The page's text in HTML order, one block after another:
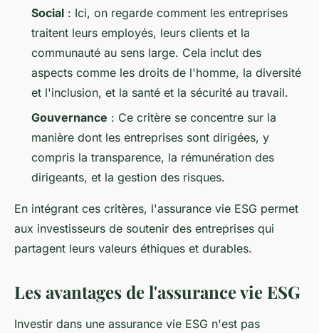
Social : Ici, on regarde comment les entreprises
traitent leurs employés, leurs clients et la
communauté au sens large. Cela inclut des
aspects comme les droits de l'homme, la diversité
et l'inclusion, et la santé et la sécurité au travail.
Gouvernance : Ce critère se concentre sur la
manière dont les entreprises sont dirigées, y
compris la transparence, la rémunération des
dirigeants, et la gestion des risques.
En intégrant ces critères, l'assurance vie ESG permet
aux investisseurs de soutenir des entreprises qui
partagent leurs valeurs éthiques et durables.
Les avantages de l'assurance vie ESG
Investir dans une assurance vie ESG n'est pas